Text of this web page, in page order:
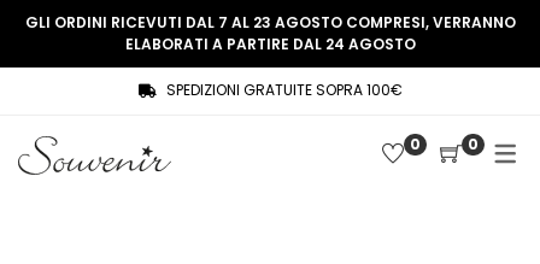
SHOP
Souvenir Privée
COLLEZIONE
THREE WOMEN, ONE MEMORY
GLI ORDINI RICEVUTI DAL 7 AL 23 AGOSTO COMPRESI, VERRANNO
ELABORATI A PARTIRE DAL 24 AGOSTO
SPEDIZIONI GRATUITE SOPRA 100€
0 0